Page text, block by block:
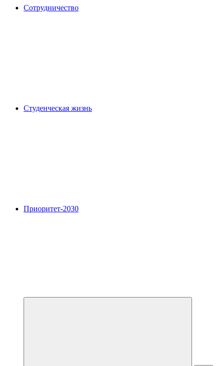
Сотрудничество
Студенческая жизнь
Приоритет-2030